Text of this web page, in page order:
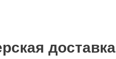
доставка